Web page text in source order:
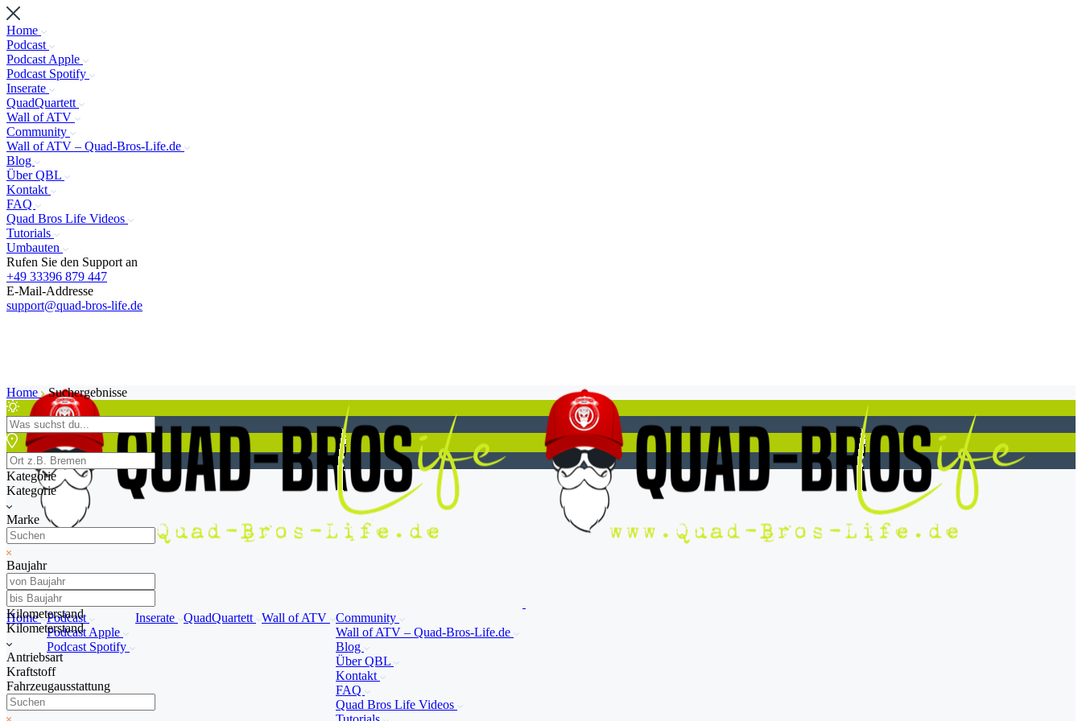
Home
Podcast
Podcast Apple
Podcast Spotify
Inserate
QuadQuartett
Wall of ATV
Community
Wall of ATV – Quad-Bros-Life.de
Blog
Über QBL
Kontakt
FAQ
Quad Bros Life Videos
Tutorials
Umbauten
Rufen Sie den Support an
+49 33396 879 447
E-Mail-Addresse
support@quad-bros-life.de
Home Podcast
Podcast Apple
Podcast Spotify
Inserate QuadQuartett Wall of ATV
Community
Wall of ATV – Quad-Bros-Life.de
Blog
Über QBL
Kontakt
FAQ
Quad Bros Life Videos
Home Suchergebnisse
Kategorie
Kategorie
Marke
Baujahr
Kilometerstand
Kilometerstand
Antriebsart
Kraftstoff
Fahrzeugausstattung